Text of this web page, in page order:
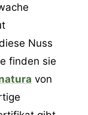
Nuss
finden sie
von